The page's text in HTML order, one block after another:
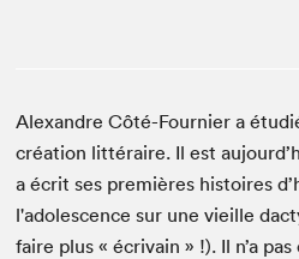
Alexandre Côté-Fournier a
création littéraire. Il est
a écrit ses premières histoires
l'adolescence sur une vieille
faire plus « écrivain » !). Il n’a